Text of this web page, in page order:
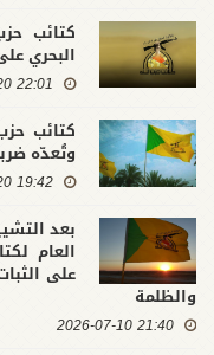
كتائب
البحري
22:01 2026-07-20
كتائب
وتُعدّه
19:42 2026-07-20
بعد
العام
على
والظلمة
21:40 2026-07-10